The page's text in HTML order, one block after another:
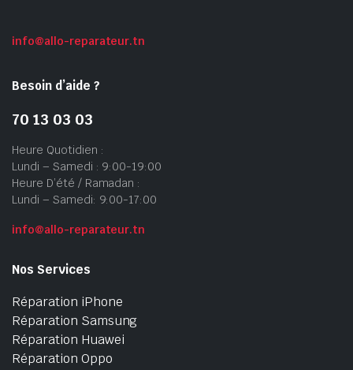
info@allo-reparateur.tn
Besoin d’aide ?
70 13 03 03
Heure Quotidien :
Lundi – Samedi : 9:00-19:00
Heure D’été / Ramadan :
Lundi – Samedi: 9:00-17:00
info@allo-reparateur.tn
Nos Services
Réparation iPhone
Réparation Samsung
Réparation Huawei
Réparation Oppo